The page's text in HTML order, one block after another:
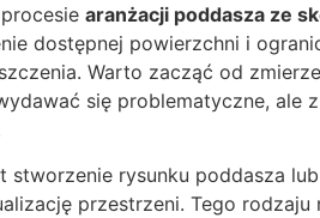
aranżacji poddasza ze
dostępnej powierzchni i
Warto zacząć od
się problematyczne, ale
stworzenie rysunku poddasza
przestrzeni. Tego rodzaju